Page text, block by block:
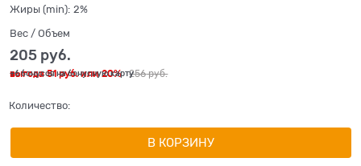
Жиры (min): 2%
Вес / Объем
256 руб.
205 руб.
выгода51 руб.или20%
+6 бонусов на бонусную карту
Количество:
В КОРЗИНУ